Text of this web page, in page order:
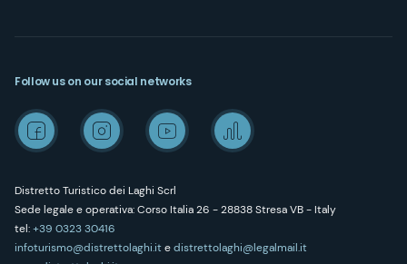
Distretto Turistico dei Laghi Scrl
Sede legale e operativa: Corso Italia 26 - 28838 Stresa VB - Italy
tel:+39 0323 30416
infoturismo@distrettolaghi.itedistrettolaghi@legalmail.it
Follow us on our social networks